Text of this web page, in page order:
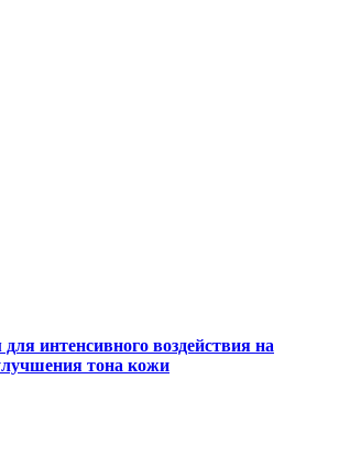
интенсивного воздействия на
тона кожи